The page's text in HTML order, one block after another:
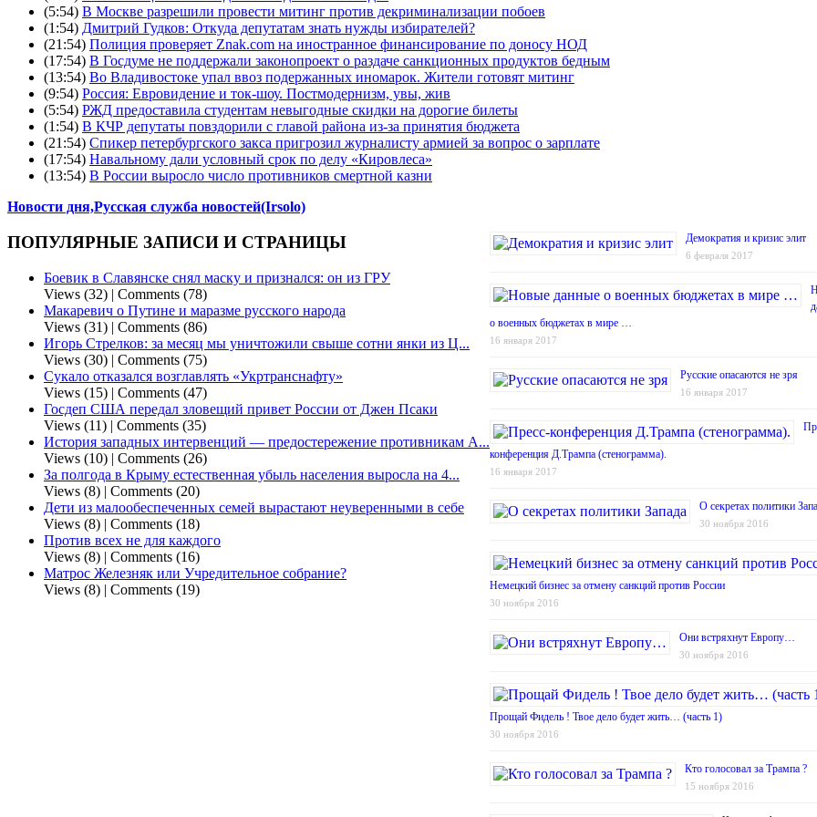
(5:54) В Москве разрешили провести митинг против декриминализации побоев
(1:54) Дмитрий Гудков: Откуда депутатам знать нужды избирателей?
(21:54) Полиция проверяет Znak.com на иностранное финансирование по доносу НОД
(17:54) В Госдуме не поддержали законопроект о раздаче санкционных продуктов бедным
(13:54) Во Владивостоке упал ввоз подержанных иномарок. Жители готовят митинг
(9:54) Россия: Евровидение и ток-шоу. Постмодернизм, увы, жив
(5:54) РЖД предоставила студентам невыгодные скидки на дорогие билеты
(1:54) В КЧР депутаты повздорили с главой района из-за принятия бюджета
(21:54) Спикер петербургского закса пригрозил журналисту армией за вопрос о зарплате
(17:54) Навальному дали условный срок по делу «Кировлеса»
(13:54) В России выросло число противников смертной казни
Новости дня,Русская служба новостей(Irsolo)
ПОПУЛЯРНЫЕ ЗАПИСИ И СТРАНИЦЫ
Боевик в Славянске снял маску и признался: он из ГРУ
Views (32) | Comments (78)
Макаревич о Путине и маразме русского народа
Views (31) | Comments (86)
Игорь Стрелков: за месяц мы уничтожили свыше сотни янки из Ц...
Views (30) | Comments (75)
Сукало отказался возглавлять «Укртранснафту»
Views (15) | Comments (47)
Госдеп США передал зловещий привет России от Джен Псаки
Views (11) | Comments (35)
История западных интервенций — предостережение противникам А...
Views (10) | Comments (26)
За полгода в Крыму естественная убыль населения выросла на 4...
Views (8) | Comments (20)
Дети из малообеспеченных семей вырастают неуверенными в себе
Views (8) | Comments (18)
Против всех не для каждого
Views (8) | Comments (16)
Матрос Железняк или Учредительное собрание?
Views (8) | Comments (19)
Демократия и кризис элит
6 февраля 2017
о военных бюджетах в мире …
16 января 2017
Русские опасаются не зря
16 января 2017
конференция Д.Трампа (стенограмма).
16 января 2017
О секретах политики
30 ноября 2016
Немецкий бизнес за отмену санкций против России
30 ноября 2016
Они встряхнут Европу…
30 ноября 2016
Прощай Фидель ! Твое дело будет жить… (часть 1)
30 ноября 2016
Кто голосовал за Трампа ?
15 ноября 2016